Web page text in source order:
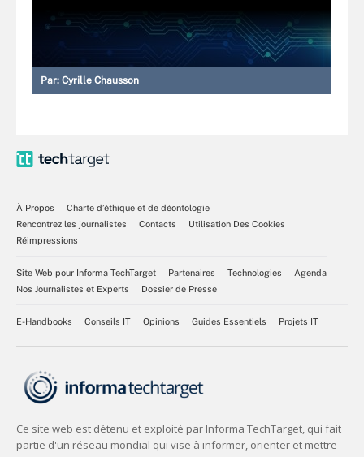
Par: Cyrille Chausson
À Propos
Charte d’éthique et de déontologie
Rencontrez les journalistes
Contacts
Utilisation Des Cookies
Réimpressions
Site Web pour Informa TechTarget Partenaires Technologies
Agenda
Nos Journalistes et Experts
Dossier de Presse
E-Handbooks Conseils IT Opinions Guides Essentiels Projets IT